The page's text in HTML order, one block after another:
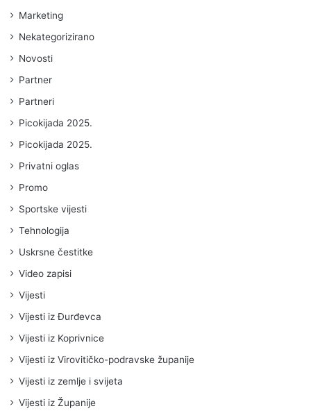
Marketing
Nekategorizirano
Novosti
Partner
Partneri
Picokijada 2025.
Picokijada 2025.
Privatni oglas
Promo
Sportske vijesti
Tehnologija
Uskrsne čestitke
Video zapisi
Vijesti
Vijesti iz Đurđevca
Vijesti iz Koprivnice
Vijesti iz Virovitičko-podravske županije
Vijesti iz zemlje i svijeta
Vijesti iz Županije